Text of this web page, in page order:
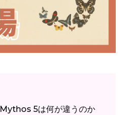
5は何が違うのか